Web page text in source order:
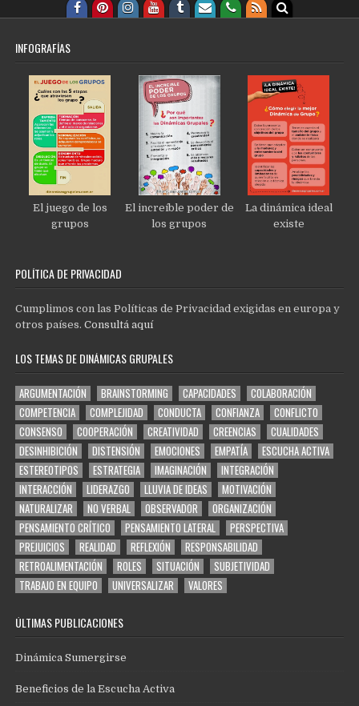
INFOGRAFÍAS
El juego de los
grupos
El increíble poder de
los grupos
La dinámica ideal
existe
POLÍTICA DE PRIVACIDAD
Cumplimos con las Políticas de Privacidad exigidas en europa y
otros países.Consultá aquí
LOS TEMAS DE DINÁMICAS GRUPALES
ARGUMENTACIÓN BRAINSTORMING CAPACIDADES
COLABORACIÓN
COMPETENCIA
COMPLEJIDAD CONDUCTA CONFIANZA
CONFLICTO
CONSENSO
COOPERACIÓN CREATIVIDAD CREENCIAS
CUALIDADES
DESINHIBICIÓN
DISTENSIÓN EMOCIONES EMPATÍA
ESCUCHA ACTIVA
ESTEREOTIPOS
ESTRATEGIA IMAGINACIÓN
INTEGRACIÓN
INTERACCIÓN
LIDERAZGO LLUVIA DE IDEAS
MOTIVACIÓN
NATURALIZAR
NO VERBAL OBSERVADOR
ORGANIZACIÓN
PENSAMIENTO CRÍTICO
PENSAMIENTO LATERAL
PERSPECTIVA
PREJUICIOS
REALIDAD REFLEXIÓN
RESPONSABILIDAD
RETROALIMENTACIÓN
ROLES SITUACIÓN
SUBJETIVIDAD
TRABAJO EN EQUIPO
UNIVERSALIZAR VALORES
ÚLTIMAS PUBLICACIONES
Dinámica Sumergirse
Beneficios de la Escucha Activa